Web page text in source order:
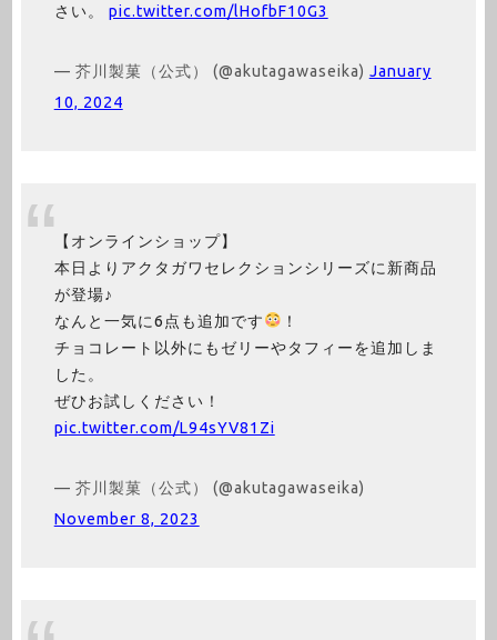
さい。 pic.twitter.com/lHofbF10G3
— 芥川製菓（公式） (@akutagawaseika) January
10, 2024
【オンラインショップ】
本日よりアクタガワセレクションシリーズに新商品
が登場♪
なんと一気に6点も追加です
！
チョコレート以外にもゼリーやタフィーを追加しま
した。
ぜひお試しください！
pic.twitter.com/L94sYV81Zi
— 芥川製菓（公式） (@akutagawaseika)
November 8, 2023